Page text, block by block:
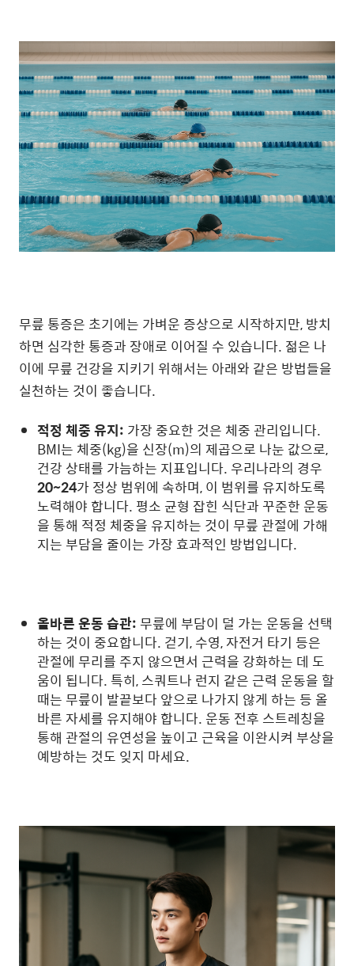
무릎 통증은 초기에는 가벼운 증상으로 시작하지만, 방치
하면 심각한 통증과 장애로 이어질 수 있습니다. 젊은 나
이에 무릎 건강을 지키기 위해서는 아래와 같은 방법들을
실천하는 것이 좋습니다.
적정 체중 유지: 가장 중요한 것은 체중 관리입니다.
BMI는 체중(kg)을 신장(m)의 제곱으로 나눈 값으로,
건강 상태를 가늠하는 지표입니다. 우리나라의 경우
20~24가 정상 범위에 속하며, 이 범위를 유지하도록
노력해야 합니다. 평소 균형 잡힌 식단과 꾸준한 운동
을 통해 적정 체중을 유지하는 것이 무릎 관절에 가해
지는 부담을 줄이는 가장 효과적인 방법입니다.
올바른 운동 습관:무릎에 부담이 덜 가는 운동을 선택
하는 것이 중요합니다. 걷기, 수영, 자전거 타기 등은
관절에 무리를 주지 않으면서 근력을 강화하는 데 도
움이 됩니다. 특히, 스쿼트나 런지 같은 근력 운동을 할
때는 무릎이 발끝보다 앞으로 나가지 않게 하는 등 올
바른 자세를 유지해야 합니다. 운동 전후 스트레칭을
통해 관절의 유연성을 높이고 근육을 이완시켜 부상을
예방하는 것도 잊지 마세요.